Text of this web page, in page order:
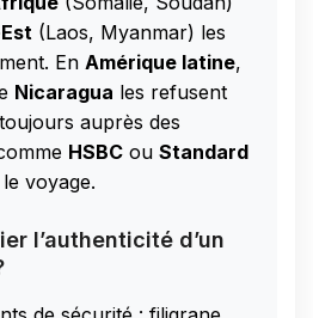
(Laos, Myanmar) les
En Amérique latine,
Nicaragua les refusent
auprès des
HSBC ou Standard
voyage.
l’authenticité d’un